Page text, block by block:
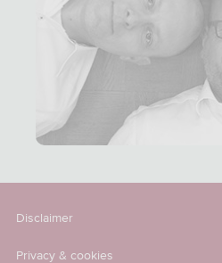
Disclaimer
Privacy & cookies